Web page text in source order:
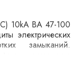
10kA ВА 47-100
электрических
замыканий.
системах с
расцепления